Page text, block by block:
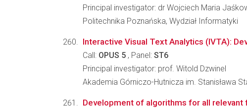
Principal investigator: dr Wojciech Maria
Politechnika Poznańska, Wydział Informatyki
Interactive Visual Text Analytics (IVTA):
Call: OPUS 5 , Panel: ST6
Principal investigator: prof. Witold Dzwinel
Akademia Górniczo-Hutnicza im. Stanisława
Development of algorithms for all